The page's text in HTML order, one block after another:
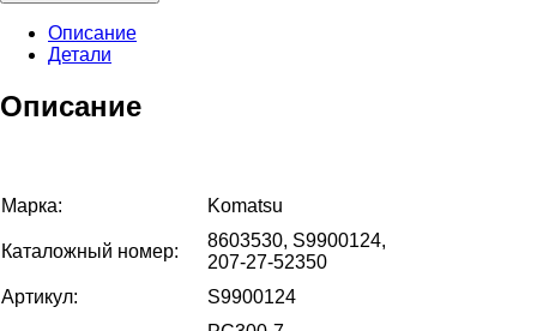
Описание
Детали
Описание
Марка: Komatsu
Каталожный номер:
8603530, S9900124,
207-27-52350
Артикул:
S9900124